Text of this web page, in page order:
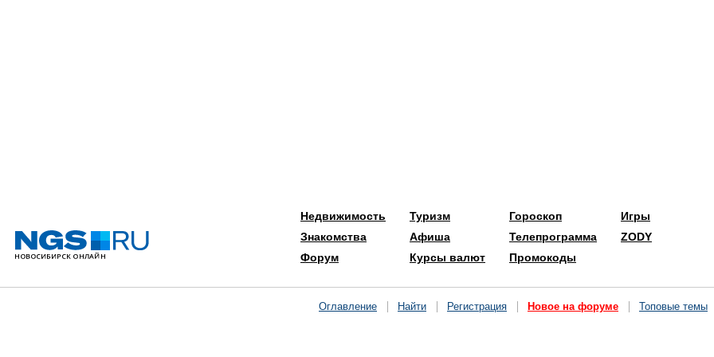
Недвижимость
Знакомства
Форум
Туризм
Афиша
Курсы валют
Гороскоп
Телепрограмма
Промокоды
Игры
ZODY
Оглавление Найти Регистрация Новое на форуме Топовые темы